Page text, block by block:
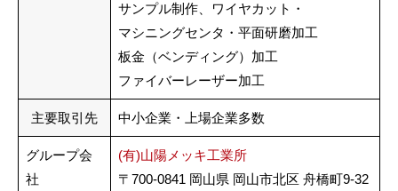
サンプル制作、ワイヤカット・
マシニングセンタ・平面研磨加工
板金（ベンディング）加工
ファイバーレーザー加工
主要取引先 中小企業・上場企業多数
グループ会
社
(有)山陽メッキ工業所
〒700-0841 岡山県 岡山市北区 舟橋町9-32